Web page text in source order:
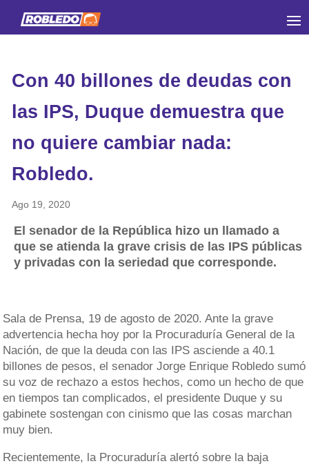
Con 40 billones de deudas con
las IPS, Duque demuestra que
no quiere cambiar nada:
Robledo.
Ago 19, 2020
El senador de la República hizo un llamado a
que se atienda la grave crisis de las IPS públicas
y privadas con la seriedad que corresponde.
Sala de Prensa, 19 de agosto de 2020. Ante la grave
advertencia hecha hoy por la Procuraduría General de la
Nación, de que la deuda con las IPS asciende a 40.1
billones de pesos, el senador Jorge Enrique Robledo sumó
su voz de rechazo a estos hechos, como un hecho de que
en tiempos tan complicados, el presidente Duque y su
gabinete sostengan con cinismo que las cosas marchan
muy bien.
Recientemente, la Procuraduría alertó sobre la baja